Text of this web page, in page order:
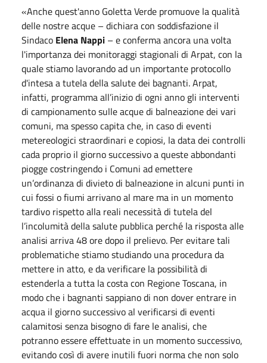
«Anche quest'anno Goletta Verde promuove la qualità
delle nostre acque – dichiara con soddisfazione il
Sindaco Elena Nappi – e conferma ancora una volta
l'importanza dei monitoraggi stagionali di Arpat, con la
quale stiamo lavorando ad un importante protocollo
d'intesa a tutela della salute dei bagnanti. Arpat,
infatti, programma all’inizio di ogni anno gli interventi
di campionamento sulle acque di balneazione dei vari
comuni, ma spesso capita che, in caso di eventi
metereologici straordinari e copiosi, la data dei controlli
cada proprio il giorno successivo a queste abbondanti
piogge costringendo i Comuni ad emettere
un’ordinanza di divieto di balneazione in alcuni punti in
cui fossi o fiumi arrivano al mare ma in un momento
tardivo rispetto alla reali necessità di tutela del
l’incolumità della salute pubblica perché la risposta alle
analisi arriva 48 ore dopo il prelievo. Per evitare tali
problematiche stiamo studiando una procedura da
mettere in atto, e da verificare la possibilità di
estenderla a tutta la costa con Regione Toscana, in
modo che i bagnanti sappiano di non dover entrare in
acqua il giorno successivo al verificarsi di eventi
calamitosi senza bisogno di fare le analisi, che
potranno essere effettuate in un momento successivo,
evitando così di avere inutili fuori norma che non solo